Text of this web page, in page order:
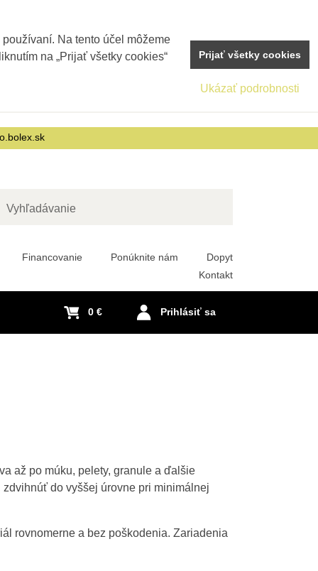
Financovanie Ponúknite nám
Dopyt
Kontakt
Prihlásiť sa
0 €
až po múku, pelety, granule a ďalšie
do vyššej úrovne pri minimálnej
rovnomerne a bez poškodenia. Zariadenia
Na tento účel môžeme
na „Prijať všetky cookies“
Ukázať podrobnosti
Prijať všetky cookies